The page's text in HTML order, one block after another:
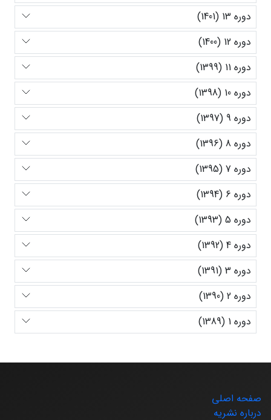
دوره 13 (1401)
دوره 12 (1400)
دوره 11 (1399)
دوره 10 (1398)
دوره 9 (1397)
دوره 8 (1396)
دوره 7 (1395)
دوره 6 (1394)
دوره 5 (1393)
دوره 4 (1392)
دوره 3 (1391)
دوره 2 (1390)
دوره 1 (1389)
صفحه اصلی
درباره نشریه